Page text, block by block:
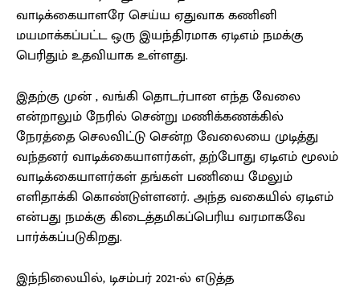
வாடிக்கையாளரே செய்ய ஏதுவாக கணினி
மயமாக்கப்பட்ட ஒரு இயந்திரமாக ஏடிஎம் நமக்கு
பெரிதும் உதவியாக உள்ளது.
இதற்கு முன் , வங்கி தொடர்பான எந்த வேலை
என்றாலும் நேரில் சென்று மணிக்கணக்கில்
நேரத்தை செலவிட்டு சென்ற வேலையை முடித்து
வந்தனர் வாடிக்கையாளர்கள், தற்போது ஏடிஎம் மூலம்
வாடிக்கையாளர்கள் தங்கள் பணியை மேலும்
எளிதாக்கி கொண்டுள்ளனர். அந்த வகையில் ஏடிஎம்
என்பது நமக்கு கிடைத்தமிகப்பெரிய வரமாகவே
பார்க்கப்படுகிறது.
இந்நிலையில், டிசம்பர் 2021-ல் எடுத்த